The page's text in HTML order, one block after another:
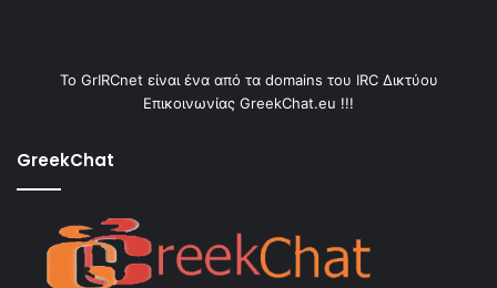
Το GrIRCnet είναι ένα από τα domains του IRC Δικτύου
Επικοινωνίας GreekChat.eu !!!
GreekChat